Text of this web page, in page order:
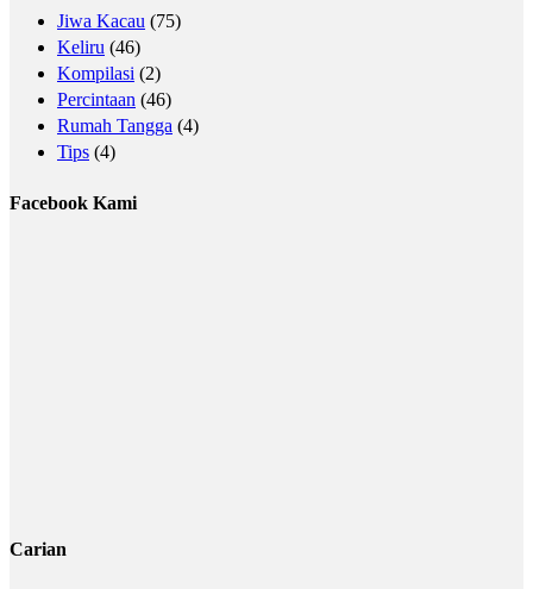
Jiwa Kacau (75)
Keliru (46)
Kompilasi (2)
Percintaan (46)
Rumah Tangga (4)
Tips (4)
Facebook Kami
Carian